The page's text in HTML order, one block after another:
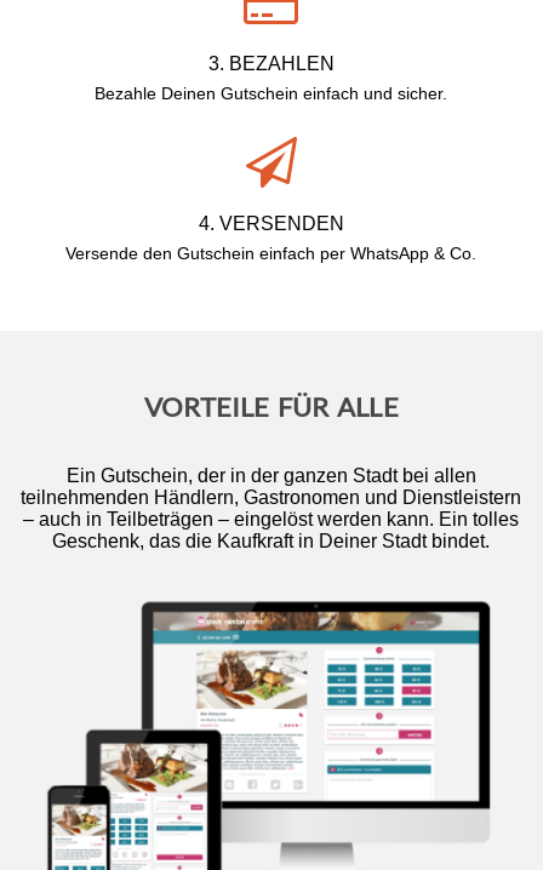
3. BEZAHLEN
Bezahle Deinen Gutschein einfach und sicher.
4. VERSENDEN
Versende den Gutschein einfach per WhatsApp & Co.
VORTEILE FÜR ALLE
Ein Gutschein, der in der ganzen Stadt bei allen
teilnehmenden Händlern, Gastronomen und Dienstleistern
– auch in Teilbeträgen – eingelöst werden kann. Ein tolles
Geschenk, das die Kaufkraft in Deiner Stadt bindet.